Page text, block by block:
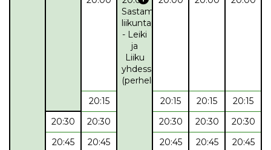
Sastamalan
liikuntapalvelut
- Leiki
ja
Liiku
yhdessä
(perheliikunta)
20:15 20:15 20:15
20:15
20:30
20:30 20:30 20:30
20:30
20:45
20:45 20:45 20:45
20:45